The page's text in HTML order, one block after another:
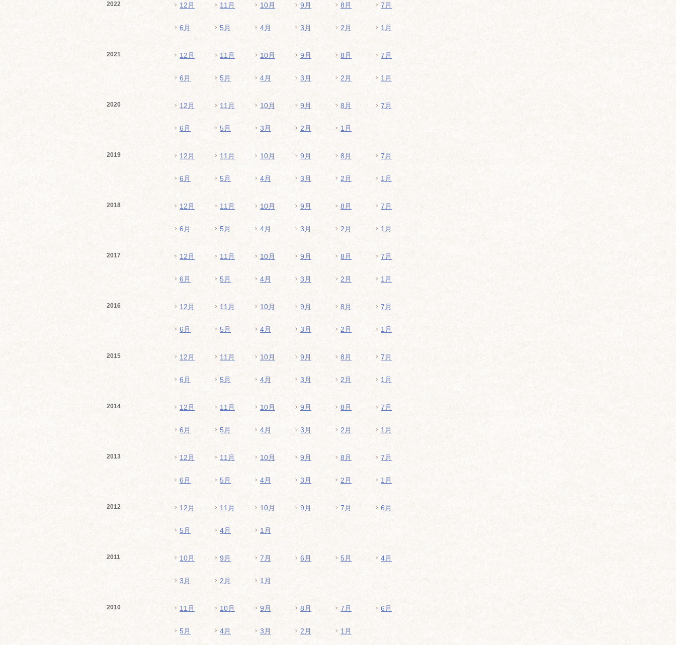
2022 12月 11月 10月 9月 8月 7月
6月 5月 4月 3月 2月 1月
2021 12月 11月 10月 9月 8月 7月
6月 5月 4月 3月 2月 1月
2020 12月 11月 10月 9月 8月 7月
6月 5月 3月 2月 1月
2019 12月 11月 10月 9月 8月 7月
6月 5月 4月 3月 2月 1月
2018 12月 11月 10月 9月 8月 7月
6月 5月 4月 3月 2月 1月
2017 12月 11月 10月 9月 8月 7月
6月 5月 4月 3月 2月 1月
2016 12月 11月 10月 9月 8月 7月
6月 5月 4月 3月 2月 1月
2015 12月 11月 10月 9月 8月 7月
6月 5月 4月 3月 2月 1月
2014 12月 11月 10月 9月 8月 7月
6月 5月 4月 3月 2月 1月
2013 12月 11月 10月 9月 8月 7月
6月 5月 4月 3月 2月 1月
2012 12月 11月 10月 9月 7月 6月
5月 4月 1月
2011 10月 9月 7月 6月 5月 4月
3月 2月 1月
2010 11月 10月 9月 8月 7月 6月
5月 4月 3月 2月 1月